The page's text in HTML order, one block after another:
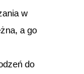
w
a go
do